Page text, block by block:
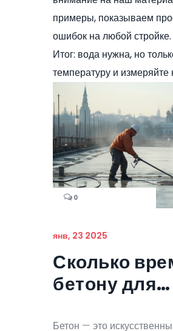
примеры, показываем
ошибок на любой стройке.
Итог: вода нужна, но
температуру и
0
янв, 23 2025
Сколько
бетону для
Бетон — это